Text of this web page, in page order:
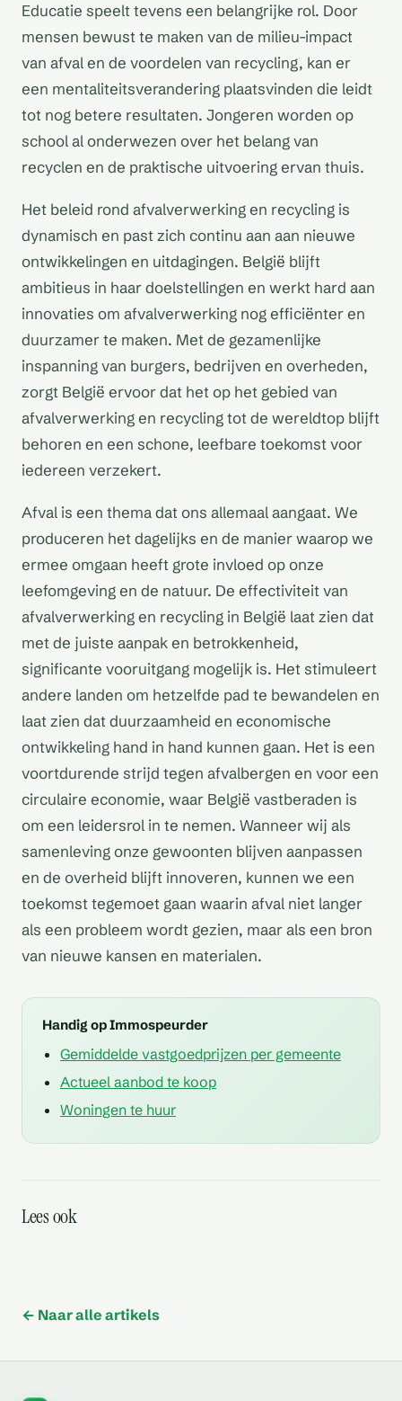
Educatie speelt tevens een belangrijke rol. Door
mensen bewust te maken van de milieu-impact
van afval en de voordelen van recycling, kan er
een mentaliteitsverandering plaatsvinden die leidt
tot nog betere resultaten. Jongeren worden op
school al onderwezen over het belang van
recyclen en de praktische uitvoering ervan thuis.
Het beleid rond afvalverwerking en recycling is
dynamisch en past zich continu aan aan nieuwe
ontwikkelingen en uitdagingen. België blijft
ambitieus in haar doelstellingen en werkt hard aan
innovaties om afvalverwerking nog efficiënter en
duurzamer te maken. Met de gezamenlijke
inspanning van burgers, bedrijven en overheden,
zorgt België ervoor dat het op het gebied van
afvalverwerking en recycling tot de wereldtop blijft
behoren en een schone, leefbare toekomst voor
iedereen verzekert.
Afval is een thema dat ons allemaal aangaat. We
produceren het dagelijks en de manier waarop we
ermee omgaan heeft grote invloed op onze
leefomgeving en de natuur. De effectiviteit van
afvalverwerking en recycling in België laat zien dat
met de juiste aanpak en betrokkenheid,
significante vooruitgang mogelijk is. Het stimuleert
andere landen om hetzelfde pad te bewandelen en
laat zien dat duurzaamheid en economische
ontwikkeling hand in hand kunnen gaan. Het is een
voortdurende strijd tegen afvalbergen en voor een
circulaire economie, waar België vastberaden is
om een leidersrol in te nemen. Wanneer wij als
samenleving onze gewoonten blijven aanpassen
en de overheid blijft innoveren, kunnen we een
toekomst tegemoet gaan waarin afval niet langer
als een probleem wordt gezien, maar als een bron
van nieuwe kansen en materialen.
Handig op Immospeurder
Gemiddelde vastgoedprijzen per gemeente
Actueel aanbod te koop
Woningen te huur
Lees ook
Is er een beheerder of
concierge
opleveringstermijn van
voor de
← Naar alle artikels